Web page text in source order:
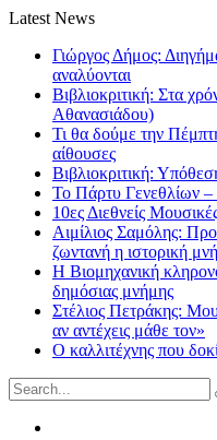
Latest News
Γιώργος Δήμος:
αναλύονται
Βιβλιοκριτική: Στα
Αθανασιάδου)
Τι θα δούμε την
αίθουσες
Βιβλιοκριτική:
Το Πάρτυ Γενεθλίων
10ες Διεθνείς
Αιμίλιος Σαμόλης:
ζωντανή η ιστορική
Η Βιομηχανική
δημόσιας μνήμης
Στέλιος Πετράκης:
αν αντέχεις μάθε τον»
Ο καλλιτέχνης που
Search
for: